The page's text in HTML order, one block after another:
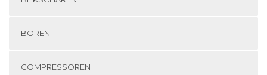
BOREN
COMPRESSOREN